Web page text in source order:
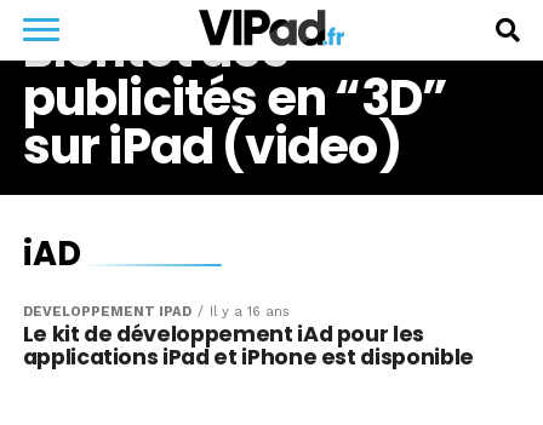
Bientôt des
publicités en “3D”
sur iPad (video)
iAD
DÉVELOPPEMENT IPAD Il y a 16 ans
Le kit de développement iAd pour les
applications iPad et iPhone est disponible